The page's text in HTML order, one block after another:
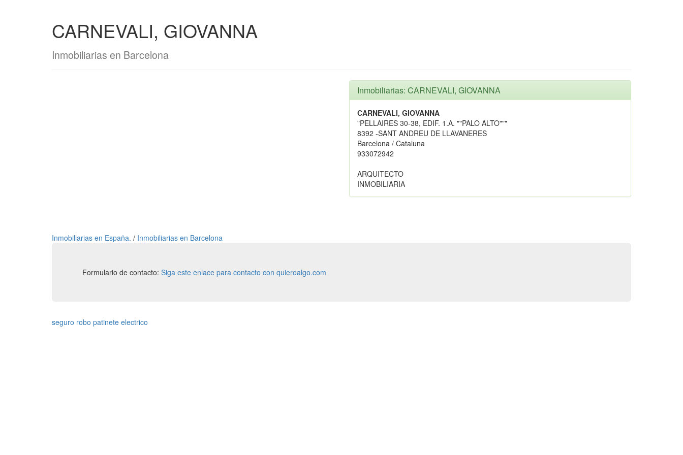
CARNEVALI, GIOVANNA
Inmobiliarias en Barcelona
Inmobiliarias: CARNEVALI, GIOVANNA
CARNEVALI, GIOVANNA
"PELLAIRES 30-38, EDIF. 1.A. ""PALO ALTO"""
8392 -SANT ANDREU DE LLAVANERES
Barcelona / Cataluna
933072942
ARQUITECTO
INMOBILIARIA
Inmobiliarias en España. / Inmobiliarias en Barcelona
Formulario de contacto: Siga este enlace para contacto con quieroalgo.com
seguro robo patinete electrico